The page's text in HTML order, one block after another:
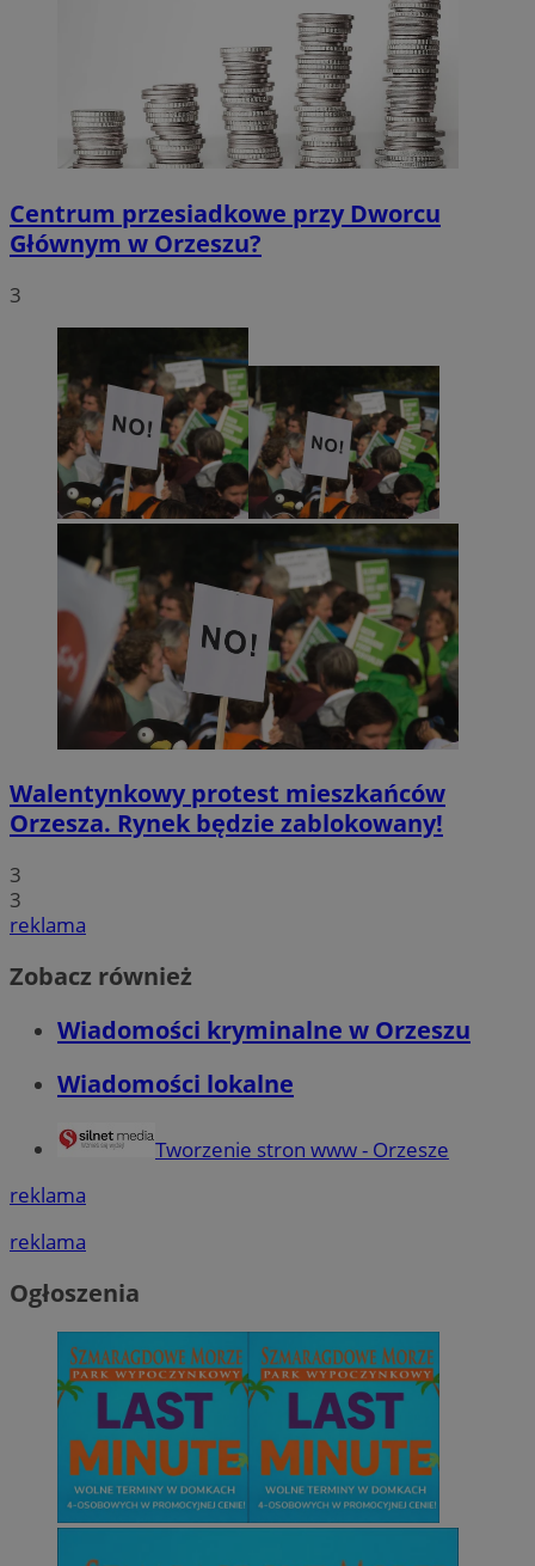
Centrum przesiadkowe przy Dworcu
Głównym w Orzeszu?
3
Walentynkowy protest mieszkańców
Orzesza. Rynek będzie zablokowany!
3
3
reklama
Zobacz również
Wiadomości kryminalne w Orzeszu
Wiadomości lokalne
Tworzenie stron www - Orzesze
reklama
reklama
Ogłoszenia